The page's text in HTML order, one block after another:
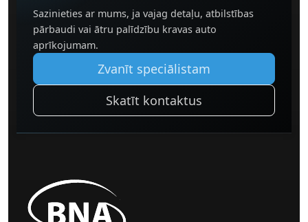
Sazinieties ar mums, ja vajag detaļu, atbilstības
pārbaudi vai ātru palīdzību kravas auto
aprīkojumam.
Zvanīt speciālistam
Skatīt kontaktus